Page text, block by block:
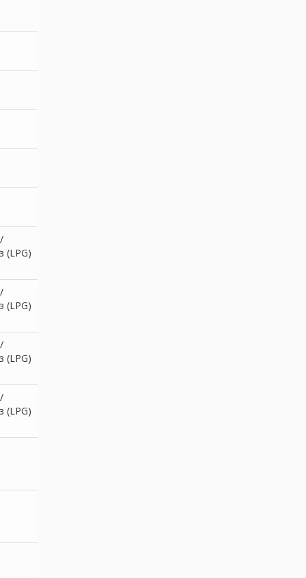
(LPG)
(LPG)
(LPG)
(LPG)